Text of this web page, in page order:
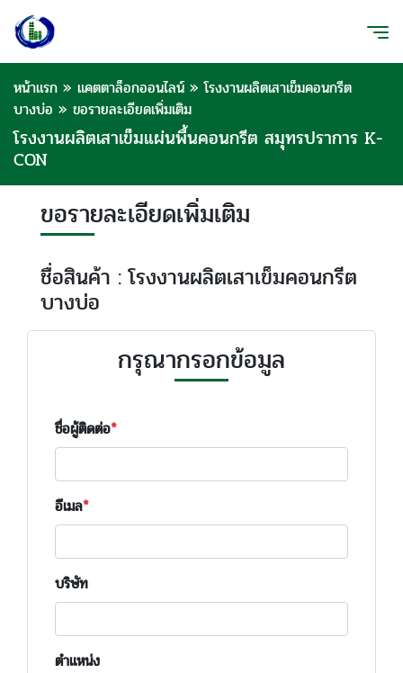
หน้าแรก » แคตตาล็อกออนไลน์ »โรงงานผลิตเสาเข็มคอนกรีต
บางบ่อ » ขอรายละเอียดเพิ่มเติม
โรงงานผลิตเสาเข็มแผ่นพื้นคอนกรีต สมุทรปราการ K-
CON
ขอรายละเอียดเพิ่มเติม
ชื่อสินค้า : โรงงานผลิตเสาเข็มคอนกรีต
บางบ่อ
กรุณากรอกข้อมูล
ชื่อผู้ติดต่อ
อีเมล
บริษัท
ตำแหน่ง